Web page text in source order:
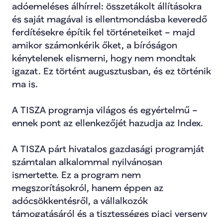
adóemeléses álhírrel: összetákolt állításokra
és saját magával is ellentmondásba keveredő
ferdítésekre építik fel történeteiket – majd
amikor számonkérik őket, a bíróságon
kénytelenek elismerni, hogy nem mondtak
igazat. Ez történt augusztusban, és ez történik
ma is.
A TISZA programja világos és egyértelmű –
ennek pont az ellenkezőjét hazudja az Index.
A TISZA párt hivatalos gazdasági programját
számtalan alkalommal nyilvánosan
ismertette. Ez a program nem
megszorításokról, hanem éppen az
adócsökkentésről, a vállalkozók
támogatásáról és a tisztességes piaci verseny